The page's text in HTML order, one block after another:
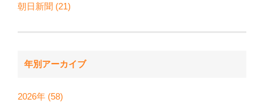
朝日新聞 (21)
年別アーカイブ
2026年 (58)